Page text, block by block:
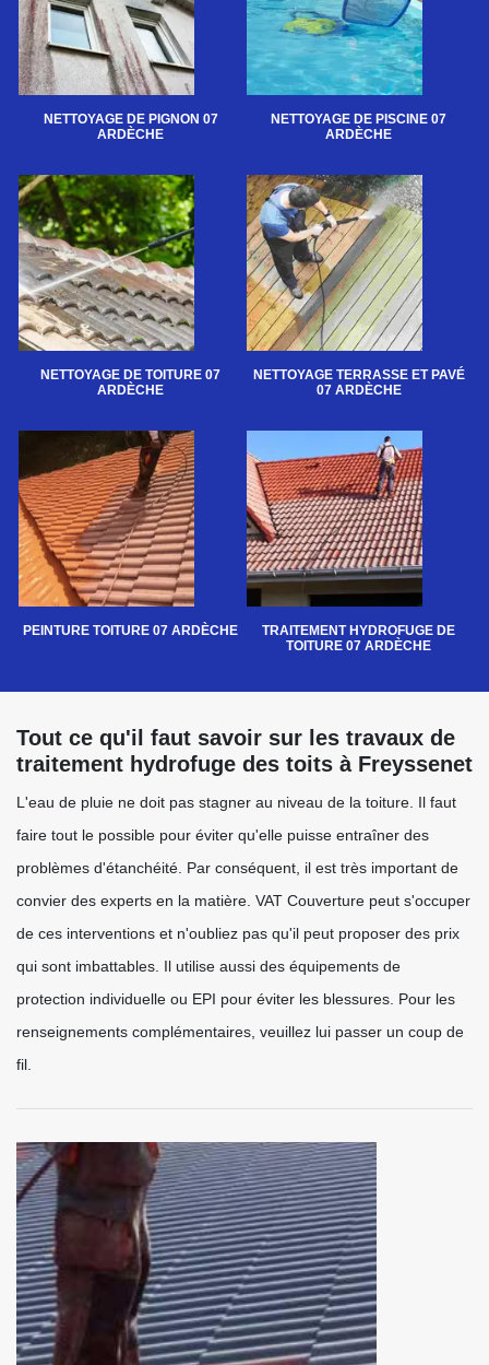
NETTOYAGE DE PIGNON 07
ARDÈCHE
NETTOYAGE DE PISCINE 07
ARDÈCHE
NETTOYAGE DE TOITURE 07
ARDÈCHE
NETTOYAGE TERRASSE ET PAVÉ
07 ARDÈCHE
PEINTURE TOITURE 07 ARDÈCHE
TRAITEMENT HYDROFUGE DE
TOITURE 07 ARDÈCHE
Tout ce qu'il faut savoir sur les travaux de
traitement hydrofuge des toits à Freyssenet
L'eau de pluie ne doit pas stagner au niveau de la toiture. Il faut
faire tout le possible pour éviter qu'elle puisse entraîner des
problèmes d'étanchéité. Par conséquent, il est très important de
convier des experts en la matière. VAT Couverture peut s'occuper
de ces interventions et n'oubliez pas qu'il peut proposer des prix
qui sont imbattables. Il utilise aussi des équipements de
protection individuelle ou EPI pour éviter les blessures. Pour les
renseignements complémentaires, veuillez lui passer un coup de
fil.